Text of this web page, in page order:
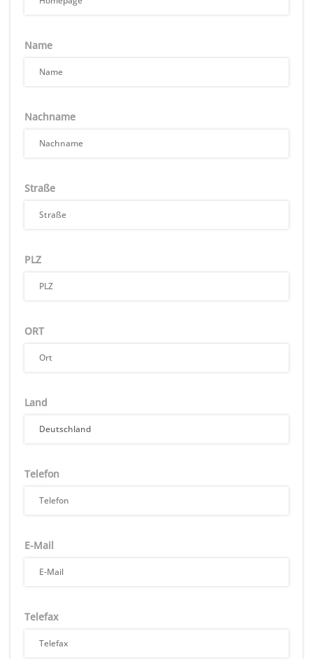
Name
Nachname
Straße
PLZ
ORT
Land
Telefon
E-Mail
Telefax